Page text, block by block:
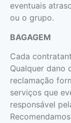
eventuais
ou o grupo.
BAGAGEM
Cada
Qualquer dano
reclamação
serviços que
responsável